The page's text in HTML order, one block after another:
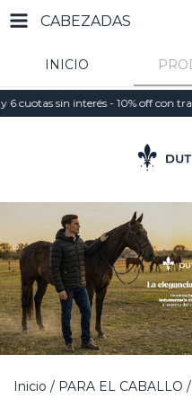
CABEZADAS
INICIO
sin interés - 10% off con
Inicio / PARA EL CABALLO /